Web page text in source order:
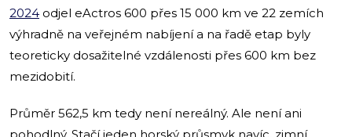
2024 odjel eActros 600 přes 15 000 km ve 22 zemích
výhradně na veřejném nabíjení a na řadě etap byly
teoreticky dosažitelné vzdálenosti přes 600 km bez
mezidobití.
Průměr 562,5 km tedy není nereálný. Ale není ani